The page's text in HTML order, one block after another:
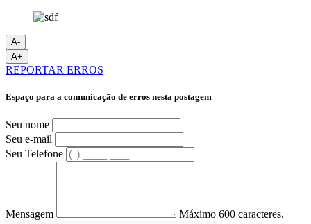
A-
A+
REPORTAR ERROS
Espaço para a comunicação de erros nesta postagem
Seu nome
Seu e-mail
Seu Telefone
Mensagem Máximo 600 caracteres.